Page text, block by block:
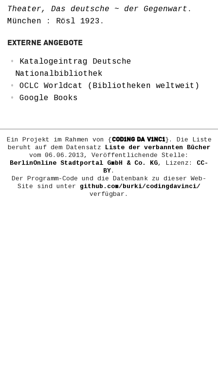
Theater, Das deutsche ~ der Gegenwart .
München : Rösl 1923.
Externe Angebote
Katalogeintrag Deutsche
Nationalbibliothek
OCLC Worldcat (Bibliotheken weltweit)
Google Books
Ein Projekt im Rahmen von {COD1NG DA V1NC1}. Die Liste
beruht auf dem Datensatz Liste der verbannten Bücher
vom 06.06.2013, Veröffentlichende Stelle:
BerlinOnline Stadtportal GmbH & Co. KG, Lizenz: CC-
BY.
Der Programm-Code und die Datenbank zu dieser Web-
Site sind unter github.com/burki/codingdavinci/
verfügbar.